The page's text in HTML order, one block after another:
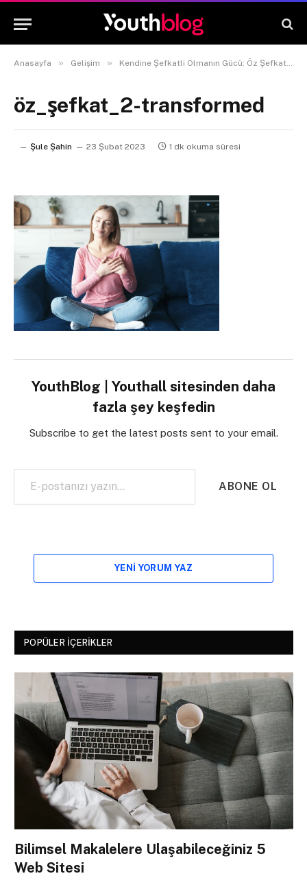
Anasayfa » Gelişim » Kendine Şefkatli Olmanın Gücü: Öz Şefkat Nedir ve Neden Önemlidir?
öz_şefkat_2-transformed
Şule Şahin 23 Şubat 2023 1 dk okuma süresi
YouthBlog | Youthall sitesinden daha
fazla şey keşfedin
Subscribe to get the latest posts sent to your email.
E-postanızı yazın…
ABONE OL
YENI YORUM YAZ
POPÜLER İÇERIKLER
Bilimsel Makalelere Ulaşabileceğiniz 5
Web Sitesi